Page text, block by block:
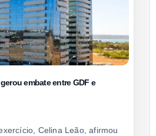
embate entre GDF e
Celina Leão, afirmou